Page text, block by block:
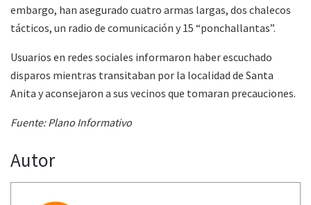
embargo, han asegurado cuatro armas largas, dos chalecos
tácticos, un radio de comunicación y 15 “ponchallantas”.
Usuarios en redes sociales informaron haber escuchado
disparos mientras transitaban por la localidad de Santa
Anita y aconsejaron a sus vecinos que tomaran precauciones.
Fuente: Plano Informativo
Autor